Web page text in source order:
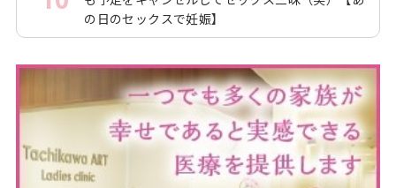
の日のセックスで妊娠】